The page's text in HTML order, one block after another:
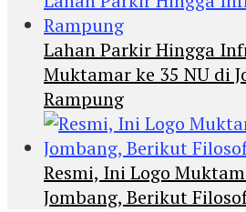
Lahan Parkir Hingga
Muktamar ke 35 NU di
Rampung
Resmi, Ini Logo
Jombang, Berikut